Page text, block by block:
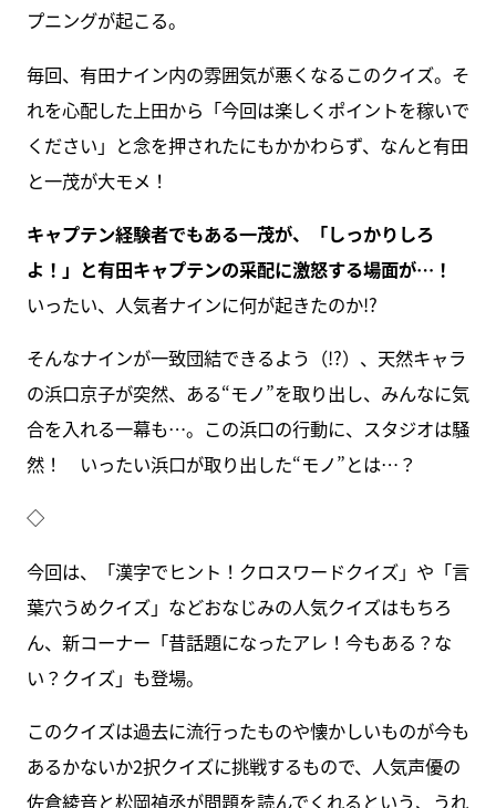
プニングが起こる。
毎回、有田ナイン内の雰囲気が悪くなるこのクイズ。そ
れを心配した上田から「今回は楽しくポイントを稼いで
ください」と念を押されたにもかかわらず、なんと有田
と一茂が大モメ！
キャプテン経験者でもある一茂が、「しっかりしろ
よ！」と有田キャプテンの采配に激怒する場面が…！
いったい、人気者ナインに何が起きたのか!?
そんなナインが一致団結できるよう（!?）、天然キャラ
の浜口京子が突然、ある“モノ”を取り出し、みんなに気
合を入れる一幕も…。この浜口の行動に、スタジオは騒
然！ いったい浜口が取り出した“モノ”とは…？
◇
今回は、「漢字でヒント！クロスワードクイズ」や「言
葉穴うめクイズ」などおなじみの人気クイズはもちろ
ん、新コーナー「昔話題になったアレ！今もある？な
い？クイズ」も登場。
このクイズは過去に流行ったものや懐かしいものが今も
あるかないか2択クイズに挑戦するもので、人気声優の
佐倉綾音と松岡禎丞が問題を読んでくれるという、うれ